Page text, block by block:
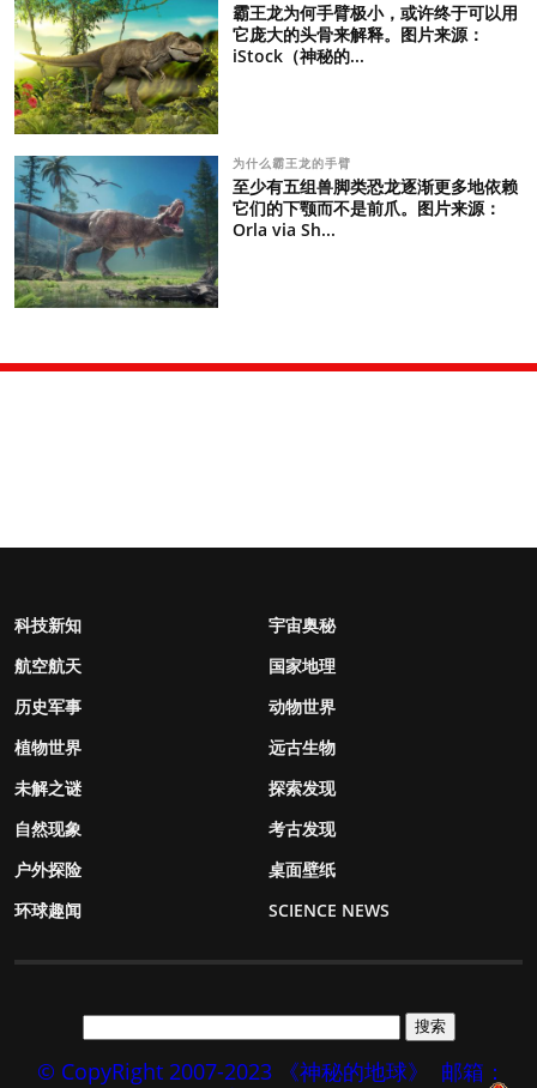
霸王龙为何手臂极小，或许终于可以用
它庞大的头骨来解释。图片来源：
iStock（神秘的...
为什么霸王龙的手臂
至少有五组兽脚类恐龙逐渐更多地依赖
它们的下颚而不是前爪。图片来源：
Orla via Sh...
科技新知
宇宙奥秘
航空航天
国家地理
历史军事
动物世界
植物世界
远古生物
未解之谜
探索发现
自然现象
考古发现
户外探险
桌面壁纸
环球趣闻
SCIENCE NEWS
© CopyRight 2007-2023 《神秘的地球》
邮箱：